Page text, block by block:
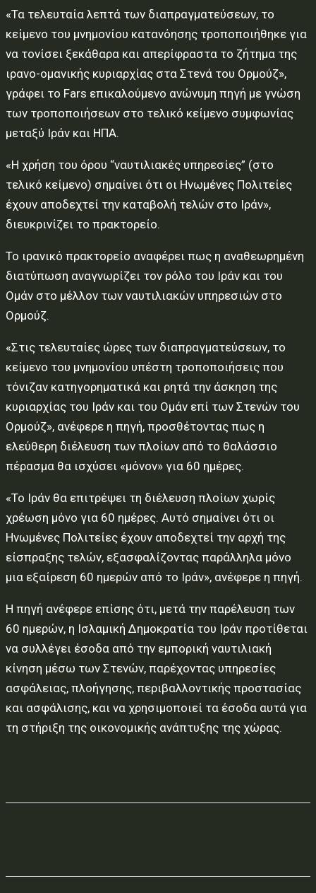
«Τα τελευταία λεπτά των διαπραγματεύσεων, το
κείμενο του μνημονίου κατανόησης τροποποιήθηκε για
να τονίσει ξεκάθαρα και απερίφραστα το ζήτημα της
ιρανο-ομανικής κυριαρχίας στα Στενά του Ορμούζ»,
γράφει το Fars επικαλούμενο ανώνυμη πηγή με γνώση
των τροποποιήσεων στο τελικό κείμενο συμφωνίας
μεταξύ Ιράν και ΗΠΑ.
«Η χρήση του όρου “ναυτιλιακές υπηρεσίες” (στο
τελικό κείμενο) σημαίνει ότι οι Ηνωμένες Πολιτείες
έχουν αποδεχτεί την καταβολή τελών στο Ιράν»,
διευκρινίζει το πρακτορείο.
Το ιρανικό πρακτορείο αναφέρει πως η αναθεωρημένη
διατύπωση αναγνωρίζει τον ρόλο του Ιράν και του
Ομάν στο μέλλον των ναυτιλιακών υπηρεσιών στο
Ορμούζ.
«Στις τελευταίες ώρες των διαπραγματεύσεων, το
κείμενο του μνημονίου υπέστη τροποποιήσεις που
τόνιζαν κατηγορηματικά και ρητά την άσκηση της
κυριαρχίας του Ιράν και του Ομάν επί των Στενών του
Ορμούζ», ανέφερε η πηγή, προσθέτοντας πως η
ελεύθερη διέλευση των πλοίων από το θαλάσσιο
πέρασμα θα ισχύσει «μόνον» για 60 ημέρες.
«Το Ιράν θα επιτρέψει τη διέλευση πλοίων χωρίς
χρέωση μόνο για 60 ημέρες. Αυτό σημαίνει ότι οι
Ηνωμένες Πολιτείες έχουν αποδεχτεί την αρχή της
είσπραξης τελών, εξασφαλίζοντας παράλληλα μόνο
μια εξαίρεση 60 ημερών από το Ιράν», ανέφερε η πηγή.
Η πηγή ανέφερε επίσης ότι, μετά την παρέλευση των
60 ημερών, η Ισλαμική Δημοκρατία του Ιράν προτίθεται
να συλλέγει έσοδα από την εμπορική ναυτιλιακή
κίνηση μέσω των Στενών, παρέχοντας υπηρεσίες
ασφάλειας, πλοήγησης, περιβαλλοντικής προστασίας
και ασφάλισης, και να χρησιμοποιεί τα έσοδα αυτά για
τη στήριξη της οικονομικής ανάπτυξης της χώρας.